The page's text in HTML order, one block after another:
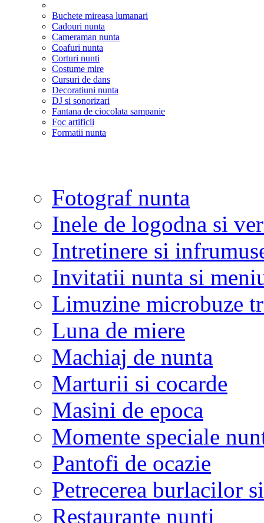
Buchete mireasa lumanari
Cadouri nunta
Cameraman nunta
Coafuri nunta
Corturi nunti
Costume mire
Cursuri de dans
Decoratiuni nunta
DJ si sonorizari
Fantana de ciocolata sampanie
Foc artificii
Formatii nunta
Fotograf nunta
Inele de logodna si
Intretinere si
Invitatii nunta si
Limuzine microbuze
Luna de miere
Machiaj de nunta
Marturii si cocarde
Masini de epoca
Momente speciale
Pantofi de ocazie
Petrecerea burlacilor
Restaurante nunti